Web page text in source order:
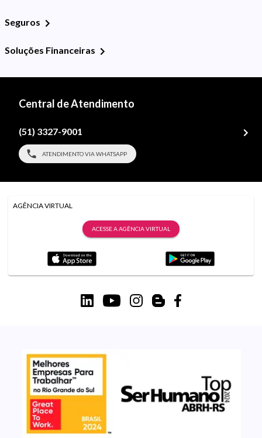
Seguros
Soluções Financeiras
Central de Atendimento
(51) 3327-9001
ATENDIMENTO VIA WHATSAPP
AGÊNCIA VIRTUAL
ACESSE A AGÊNCIA VIRTUAL